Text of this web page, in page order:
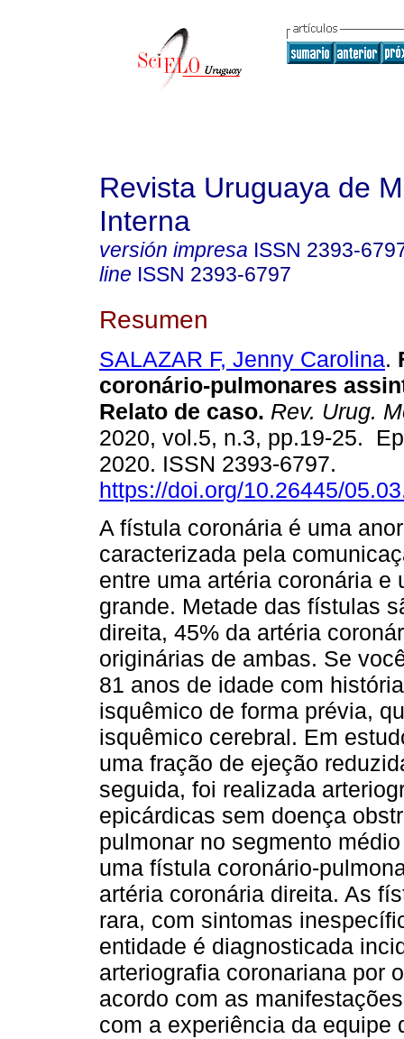
Revista Uruguaya de
Interna
versión impresa ISSN 2393-
line ISSN 2393-6797
Resumen
SALAZAR F, Jenny Carolina.
coronário-pulmonares
Relato de caso. Rev. Urug.
2020, vol.5, n.3, pp.19-25.
2020. ISSN 2393-6797.
https://doi.org/10.26445/
A fístula coronária é uma
caracterizada pela
entre uma artéria coronária
grande. Metade das fístulas
direita, 45% da artéria
originárias de ambas. Se
81 anos de idade com
isquêmico de forma prévia,
isquêmico cerebral. Em
uma fração de ejeção
seguida, foi realizada
epicárdicas sem doença
pulmonar no segmento
uma fístula coronário-
artéria coronária direita. As
rara, com sintomas
entidade é diagnosticada
arteriografia coronariana por
acordo com as
com a experiência da equipe